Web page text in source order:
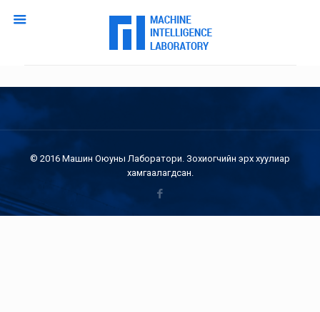
© 2016 Машин Оюуны Лаборатори. Зохиогчийн эрх хуулиар
хамгаалагдсан.